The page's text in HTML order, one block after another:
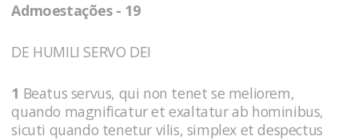
Admoestações - 19
DE HUMILI SERVO DEI
1 Beatus servus, qui non tenet se meliorem,
quando magnificatur et exaltatur ab hominibus,
sicuti quando tenetur vilis, simplex et despectus